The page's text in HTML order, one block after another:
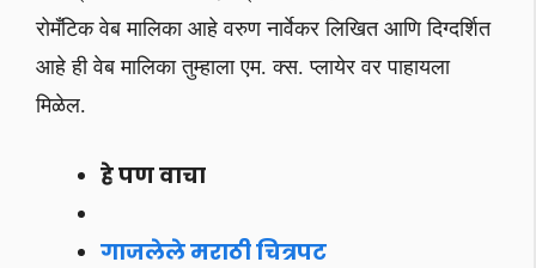
रोमँटिक वेब मालिका आहे वरुण नार्वेकर लिखित आणि दिग्दर्शित
आहे ही वेब मालिका तुम्हाला एम. क्स. प्लायेर वर पाहायला
मिळेल.
हे पण वाचा
गाजलेले मराठी चित्रपट